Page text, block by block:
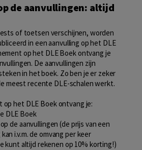
de aanvullingen: altijd
of toetsen verschijnen, worden
in een aanvulling op het DLE
op het DLE Boek ontvang je
De aanvullingen zijn
in het boek. Zo ben je er zeker
meest recente DLE-schalen werkt.
op het DLE Boek ontvang je:
DLE Boek
de aanvullingen (de prijs van een
i.v.m. de omvang per keer
kunt altijd rekenen op 10% korting!)